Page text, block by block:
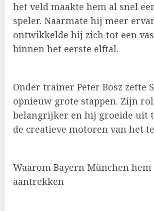
het veld maakte hem al snel
speler. Naarmate hij meer
ontwikkelde hij zich tot een
binnen het eerste elftal.
Onder trainer Peter Bosz zette
opnieuw grote stappen. Zijn
belangrijker en hij groeide uit
de creatieve motoren van het
Waarom Bayern München
aantrekken